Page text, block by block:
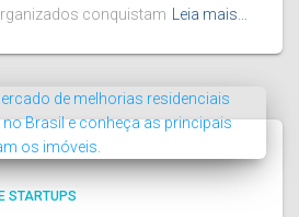
conquistam
Leia mais…
STARTUPS